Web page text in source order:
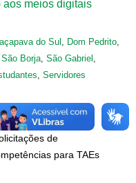
aos meios digitais
do Sul , Dom Pedrito,
São Borja, São Gabriel ,
, Servidores
de
para TAEs